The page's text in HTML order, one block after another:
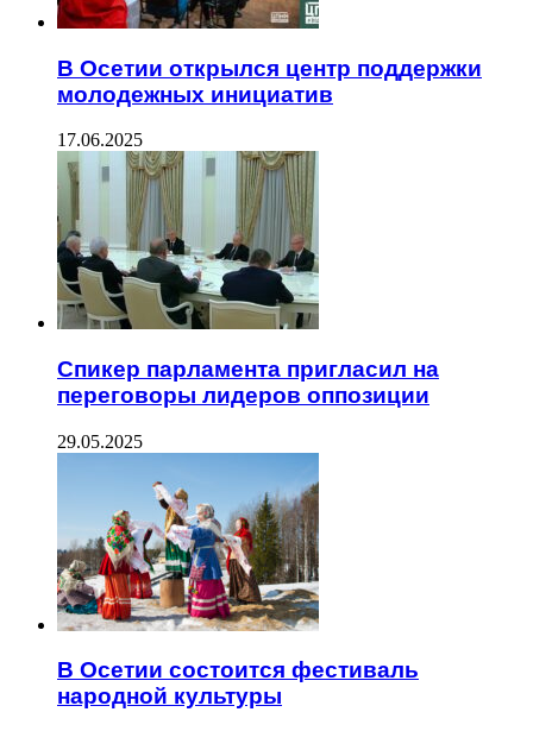
В Осетии открылся центр поддержки
молодежных инициатив
17.06.2025
Спикер парламента пригласил на
переговоры лидеров оппозиции
29.05.2025
В Осетии состоится фестиваль
народной культуры